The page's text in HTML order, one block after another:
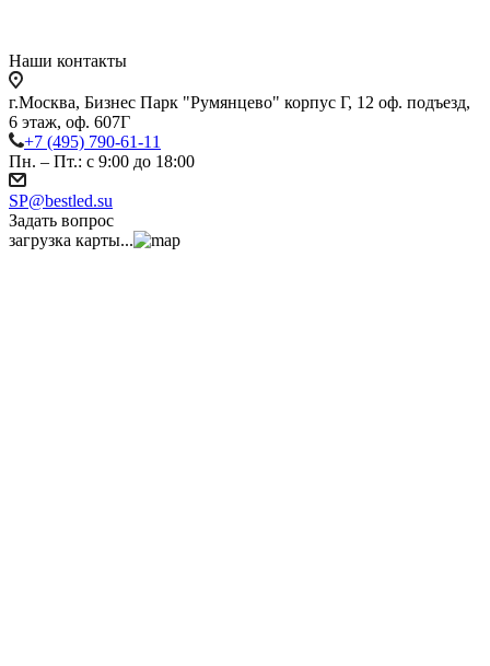
Наши контакты
г.Москва, Бизнес Парк "Румянцево" корпус Г, 12 оф. подъезд,
6 этаж, оф. 607Г
+7 (495) 790-61-11
Пн. – Пт.: с 9:00 до 18:00
SP@bestled.su
Задать вопрос
загрузка карты...